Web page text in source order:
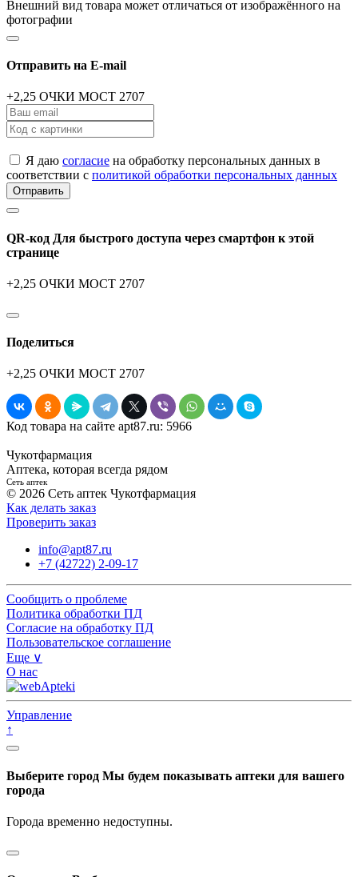
Внешний вид товара может отличаться от изображённого на
фотографии
Отправить на E-mail
+2,25 ОЧКИ MOCT 2707
Я даю согласие на обработку персональных данных в
соответствии с политикой обработки персональных данных
Отправить
QR-код Для быстрого доступа через смартфон к этой
странице
+2,25 ОЧКИ MOCT 2707
Поделиться
+2,25 ОЧКИ MOCT 2707
Код товара на сайте apt87.ru: 5966
Чукотфармация
Аптека, которая всегда рядом
Сеть аптек
© 2026 Сеть аптек Чукотфармация
Как делать заказ
Проверить заказ
info@apt87.ru
+7 (42722) 2-09-17
Сообщить о проблеме
Политика обработки ПД
Согласие на обработку ПД
Пользовательское соглашение
Еще ∨
О нас
Управление
↑
Выберите город Мы будем показывать аптеки для вашего
города
Города временно недоступны.